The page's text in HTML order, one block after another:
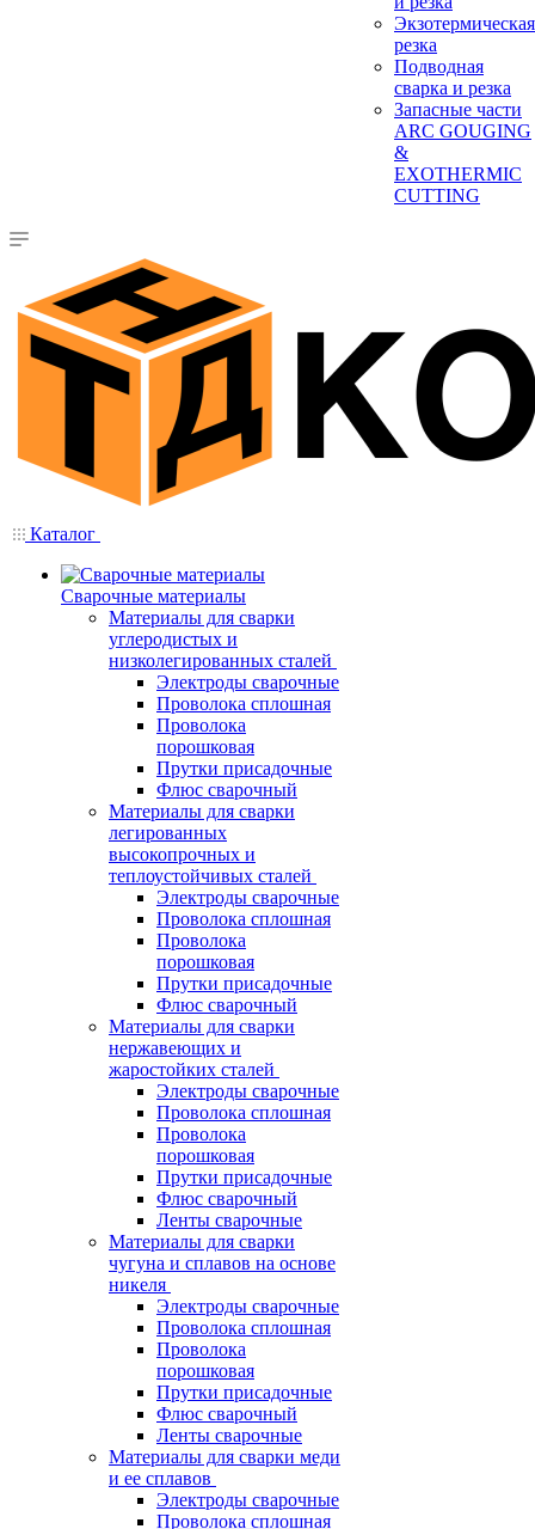
Экзотермическая
резка
Подводная
сварка и резка
Запасные части
ARC GOUGING
&
EXOTHERMIC
CUTTING
Каталог
Сварочные материалы
Материалы для сварки
углеродистых и
низколегированных сталей
Электроды сварочные
Проволока сплошная
Проволока
порошковая
Прутки присадочные
Флюс сварочный
Материалы для сварки
легированных
высокопрочных и
теплоустойчивых сталей
Электроды сварочные
Проволока сплошная
Проволока
порошковая
Прутки присадочные
Флюс сварочный
Материалы для сварки
нержавеющих и
жаростойких сталей
Электроды сварочные
Проволока сплошная
Проволока
порошковая
Прутки присадочные
Флюс сварочный
Ленты сварочные
Материалы для сварки
чугуна и сплавов на основе
никеля
Электроды сварочные
Проволока сплошная
Проволока
порошковая
Прутки присадочные
Флюс сварочный
Ленты сварочные
Материалы для сварки меди
и ее сплавов
Электроды сварочные
Проволока сплошная